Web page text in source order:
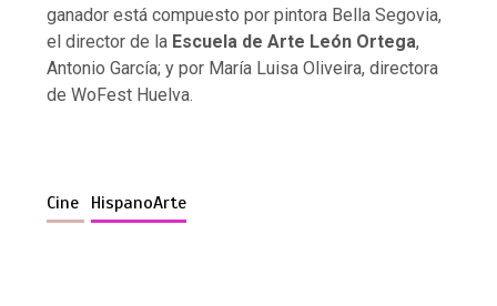
ganador está compuesto por pintora Bella Segovia,
el director de la Escuela de Arte León Ortega,
Antonio García; y por María Luisa Oliveira, directora
de WoFest Huelva.
Cine HispanoArte